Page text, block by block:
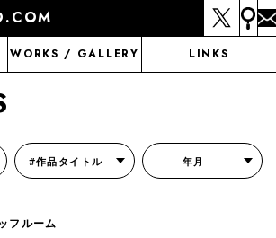
WORKS / GALLERY LINKS
#作品タイトル 年月
フルーム